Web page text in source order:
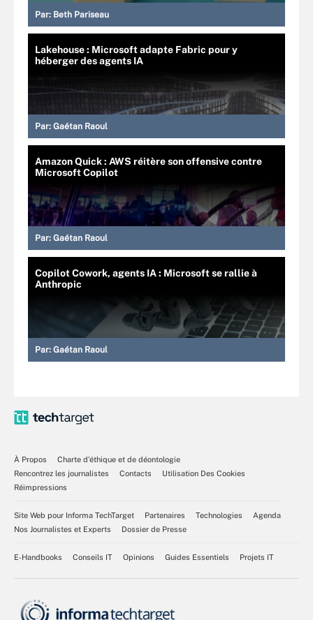
Par: Beth Pariseau
Lakehouse : Microsoft adapte Fabric pour y
héberger des agents IA
Par: Gaétan Raoul
Amazon Quick : AWS réitère son offensive contre
Microsoft Copilot
Par: Gaétan Raoul
Copilot Cowork, agents IA : Microsoft se rallie à
Anthropic
Par: Gaétan Raoul
À Propos
Charte d’éthique et de déontologie
Rencontrez les journalistes
Contacts
Utilisation Des Cookies
Réimpressions
Site Web pour Informa TechTarget Partenaires Technologies
Agenda
Nos Journalistes et Experts
Dossier de Presse
E-Handbooks Conseils IT Opinions Guides Essentiels Projets IT